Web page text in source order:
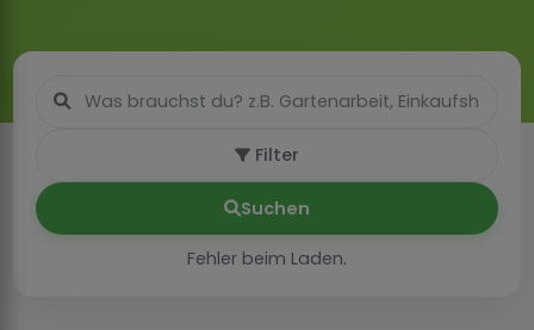
Filter
Suchen
Fehler beim Laden.